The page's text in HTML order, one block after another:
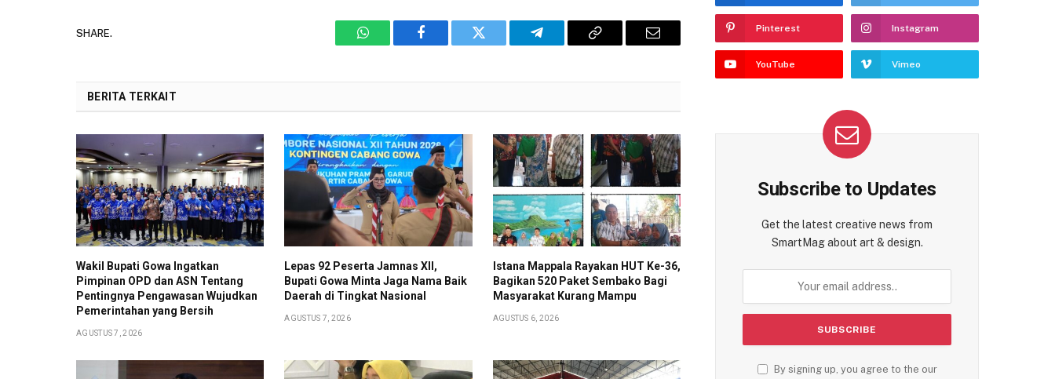
SHARE.
WhatsAppFacebook Twitter Telegram Copy
Email
BERITA TERKAIT
Wakil Bupati Gowa Ingatkan
Pimpinan OPD dan ASN Tentang
Pentingnya Pengawasan Wujudkan
Pemerintahan yang Bersih
AGUSTUS 7, 2026
Lepas 92 Peserta Jamnas XII,
Bupati Gowa Minta Jaga Nama Baik
Daerah di Tingkat Nasional
AGUSTUS 7, 2026
Istana Mappala Rayakan HUT Ke-36,
Bagikan 520 Paket Sembako Bagi
Masyarakat Kurang Mampu
AGUSTUS 6, 2026
Pinterest Instagram
YouTube Vimeo
Subscribe to Updates
Get the latest creative news from
SmartMag about art & design.
By signing up, you agree to the our